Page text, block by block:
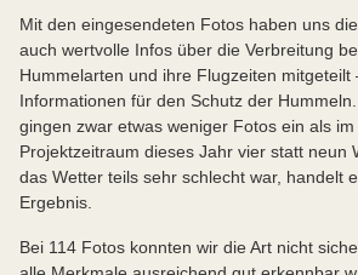
Mit den eingesendeten Fotos haben uns
auch wertvolle Infos über die Verbreitung
Hummelarten und ihre Flugzeiten mitgeteilt
Informationen für den Schutz der
gingen zwar etwas weniger Fotos ein als
Projektzeitraum dieses Jahr vier statt neun
das Wetter teils sehr schlecht war, handelt
Ergebnis.
Bei 114 Fotos konnten wir die Art nicht